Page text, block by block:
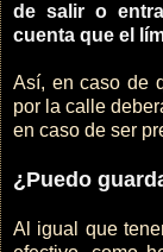
de salir o
cuenta que el
Así, en caso de
por la calle
en caso de ser
¿Puedo
Al igual que